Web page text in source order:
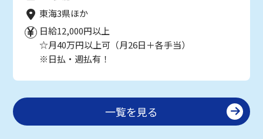
東海3県ほか
日給12,000円以上
☆月40万円以上可（月26日＋各手当）
※日払・週払有！
一覧を見る